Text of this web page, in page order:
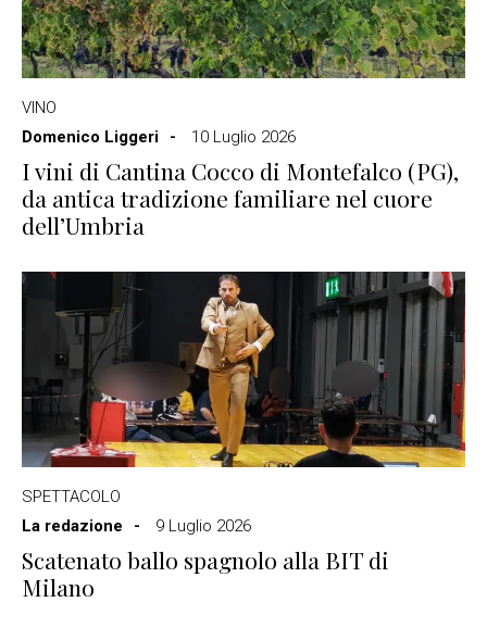
VINO
Domenico Liggeri
10 Luglio 2026
I vini di Cantina Cocco di Montefalco (PG),
da antica tradizione familiare nel cuore
dell’Umbria
SPETTACOLO
La redazione
9 Luglio 2026
Scatenato ballo spagnolo alla BIT di
Milano